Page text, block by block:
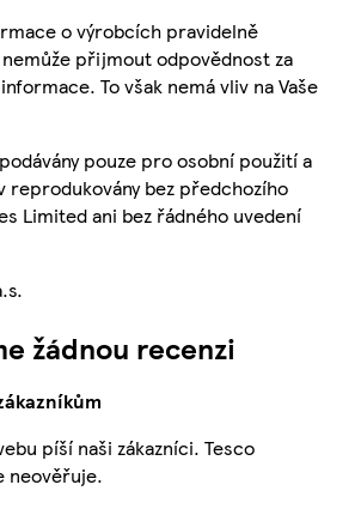
o výrobcích pravidelně
nemůže přijmout odpovědnost za
To však nemá vliv na Vaše
pouze pro osobní použití a
reprodukovány bez předchozího
Limited ani bez řádného uvedení
žádnou recenzi
píší naši zákazníci. Tesco
neověřuje.